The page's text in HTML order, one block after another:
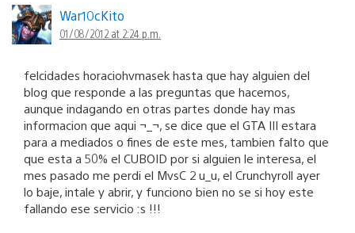
War10cKito
01/08/2012 at 2:24 p.m.
felcidades horaciohvmasek hasta que hay alguien del
blog que responde a las preguntas que hacemos,
aunque indagando en otras partes donde hay mas
informacion que aqui ¬_¬, se dice que el GTA III estara
para a mediados o fines de este mes, tambien falto que
que esta a 50% el CUBOID por si alguien le interesa, el
mes pasado me perdi el MvsC 2 u_u, el Crunchyroll ayer
lo baje, intale y abrir, y funciono bien no se si hoy este
fallando ese servicio :s !!!